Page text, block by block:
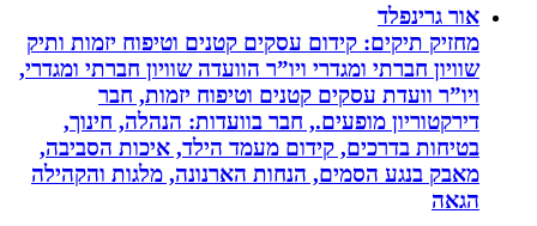
אור גרינפלד
מחזיק תיקים: קידום עסקים קטנים וטיפוח יזמות ותיק
שוויון חברתי ומגדרי ויו”ר הוועדה שוויון חברתי ומגדרי,
ויו”ר וועדת עסקים קטנים וטיפוח יזמות, חבר
דירקטוריון מופעים., חבר בוועדות: הנהלה, חינוך,
בטיחות בדרכים, קידום מעמד הילד, איכות הסביבה,
מאבק בנגע הסמים, הנחות הארנונה, מלגות והקהילה